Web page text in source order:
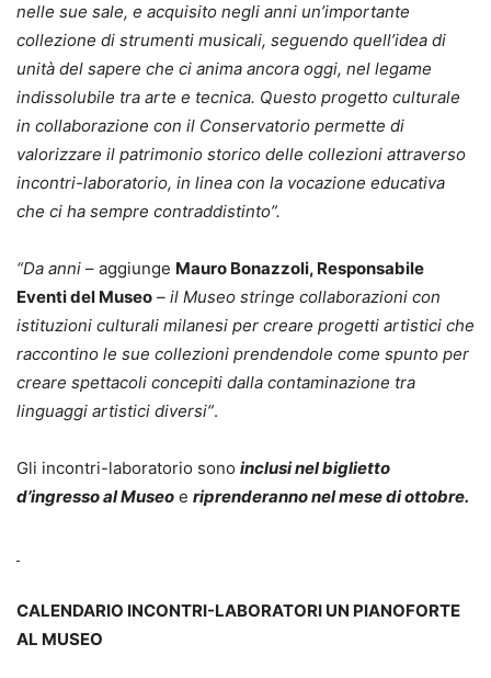
nelle sue sale, e acquisito negli anni un’importante
collezione di strumenti musicali, seguendo quell’idea di
unità del sapere che ci anima ancora oggi, nel legame
indissolubile tra arte e tecnica. Questo progetto culturale
in collaborazione con il Conservatorio permette di
valorizzare il patrimonio storico delle collezioni attraverso
incontri-laboratorio, in linea con la vocazione educativa
che ci ha sempre contraddistinto”.
“Da anni – aggiunge Mauro Bonazzoli, Responsabile
Eventi del Museo – il Museo stringe collaborazioni con
istituzioni culturali milanesi per creare progetti artistici che
raccontino le sue collezioni prendendole come spunto per
creare spettacoli concepiti dalla contaminazione tra
linguaggi artistici diversi”.
Gli incontri-laboratorio sono inclusi nel biglietto
d’ingresso al Museo e riprenderanno nel mese di ottobre.
CALENDARIO INCONTRI-LABORATORI UN PIANOFORTE
AL MUSEO